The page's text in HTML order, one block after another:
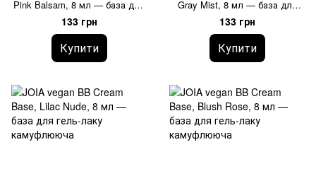
Pink Balsam, 8 мл — база для
гель-лаку камуфлююча
133 грн
Купити
Gray Mist, 8 мл — база для
гель-лаку камуфлююча
133 грн
Купити